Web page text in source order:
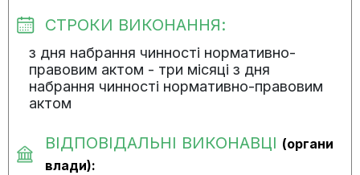
СТРОКИ ВИКОНАННЯ:
з дня набрання чинності нормативно-
правовим актом - три місяці з дня
набрання чинності нормативно-правовим
актом
ВІДПОВІДАЛЬНІ ВИКОНАВЦІ (органи
влади):